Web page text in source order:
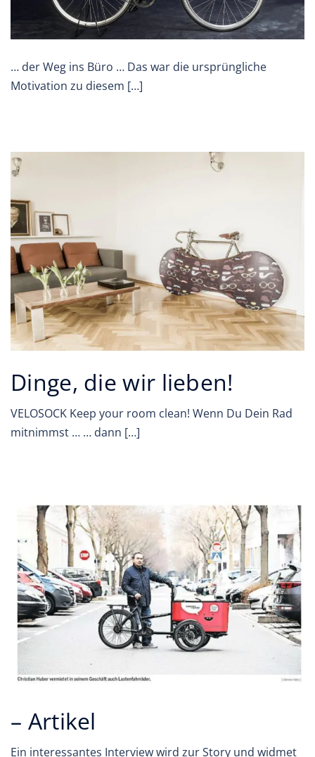
… der Weg ins Büro … Das war die ursprüngliche
Motivation zu diesem […]
Dinge, die wir lieben!
VELOSOCK Keep your room clean! Wenn Du Dein Rad
mitnimmst … … dann […]
– Artikel
Ein interessantes Interview wird zur Story und widmet